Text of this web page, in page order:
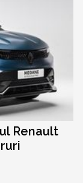
Renault